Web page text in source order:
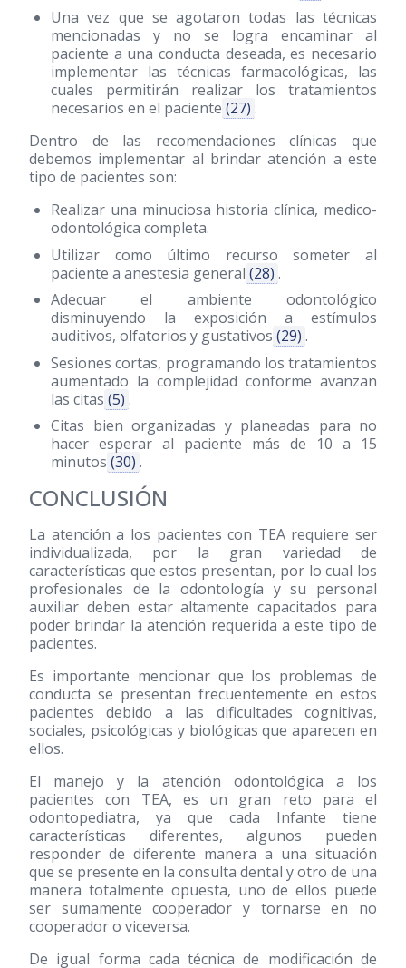
Una vez que se agotaron todas las técnicas
mencionadas y no se logra encaminar al
paciente a una conducta deseada, es necesario
implementar las técnicas farmacológicas, las
cuales permitirán realizar los tratamientos
necesarios en el paciente (27) .
Dentro de las recomendaciones clínicas que
debemos implementar al brindar atención a este
tipo de pacientes son:
Realizar una minuciosa historia clínica, medico-
odontológica completa.
Utilizar como último recurso someter al
paciente a anestesia general (28) .
Adecuar el ambiente odontológico
disminuyendo la exposición a estímulos
auditivos, olfatorios y gustativos (29) .
Sesiones cortas, programando los tratamientos
aumentado la complejidad conforme avanzan
las citas (5) .
Citas bien organizadas y planeadas para no
hacer esperar al paciente más de 10 a 15
minutos (30) .
CONCLUSIÓN
La atención a los pacientes con TEA requiere ser
individualizada, por la gran variedad de
características que estos presentan, por lo cual los
profesionales de la odontología y su personal
auxiliar deben estar altamente capacitados para
poder brindar la atención requerida a este tipo de
pacientes.
Es importante mencionar que los problemas de
conducta se presentan frecuentemente en estos
pacientes debido a las dificultades cognitivas,
sociales, psicológicas y biológicas que aparecen en
ellos.
El manejo y la atención odontológica a los
pacientes con TEA, es un gran reto para el
odontopediatra, ya que cada Infante tiene
características diferentes, algunos pueden
responder de diferente manera a una situación
que se presente en la consulta dental y otro de una
manera totalmente opuesta, uno de ellos puede
ser sumamente cooperador y tornarse en no
cooperador o viceversa.
De igual forma cada técnica de modificación de